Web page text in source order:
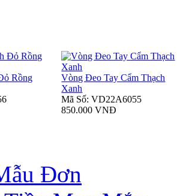
Rồng
Vòng Đeo Tay Cẩm Thạch
Xanh
Mã Số: VD22A6055
850.000 VNĐ
Đơn